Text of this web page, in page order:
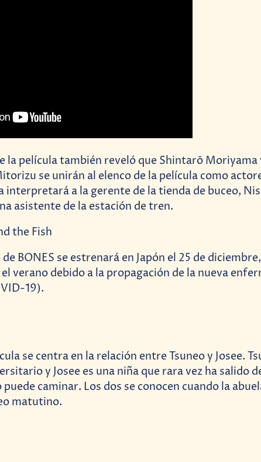
la película también reveló que Shintarō Moriyama
se unirán al elenco de la película como
a la gerente de la tienda de buceo,
asistente de la estación de tren.
BONES se estrenará en Japón el 25 de
verano debido a la propagación de la nueva
19).
se centra en la relación entre Tsuneo y Josee.
y Josee es una niña que rara vez ha salido
caminar. Los dos se conocen cuando la
matutino.